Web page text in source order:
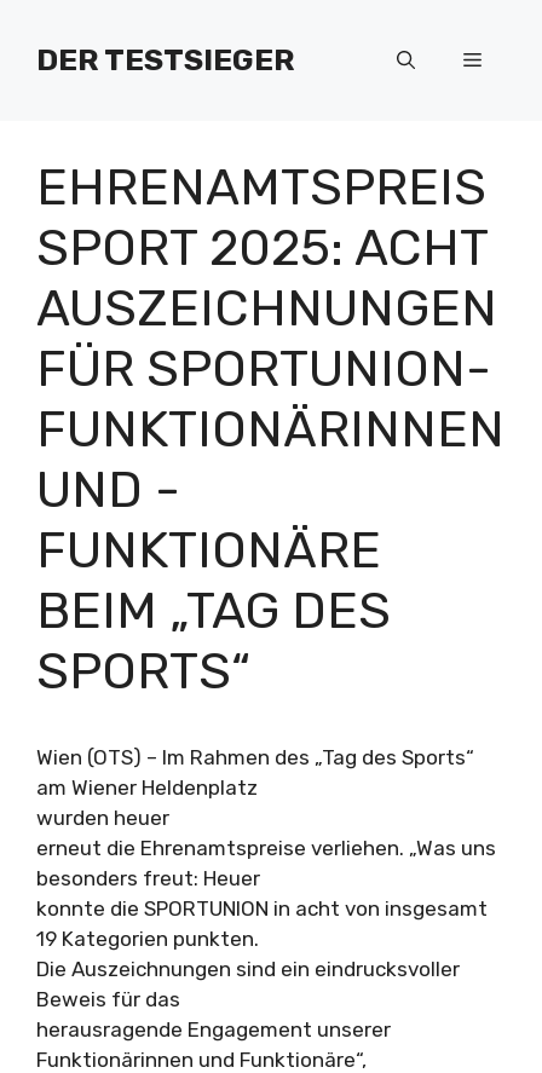
Inhalt
springenDER TESTSIEGER Menü
EHRENAMTSPREIS
SPORT 2025: ACHT
AUSZEICHNUNGEN
FÜR SPORTUNION-
FUNKTIONÄRINNEN
UND -
FUNKTIONÄRE
BEIM „TAG DES
SPORTS“
Wien (OTS) – Im Rahmen des „Tag des Sports“
am Wiener Heldenplatz
wurden heuer
erneut die Ehrenamtspreise verliehen. „Was uns
besonders freut: Heuer
konnte die SPORTUNION in acht von insgesamt
19 Kategorien punkten.
Die Auszeichnungen sind ein eindrucksvoller
Beweis für das
herausragende Engagement unserer
Funktionärinnen und Funktionäre“,